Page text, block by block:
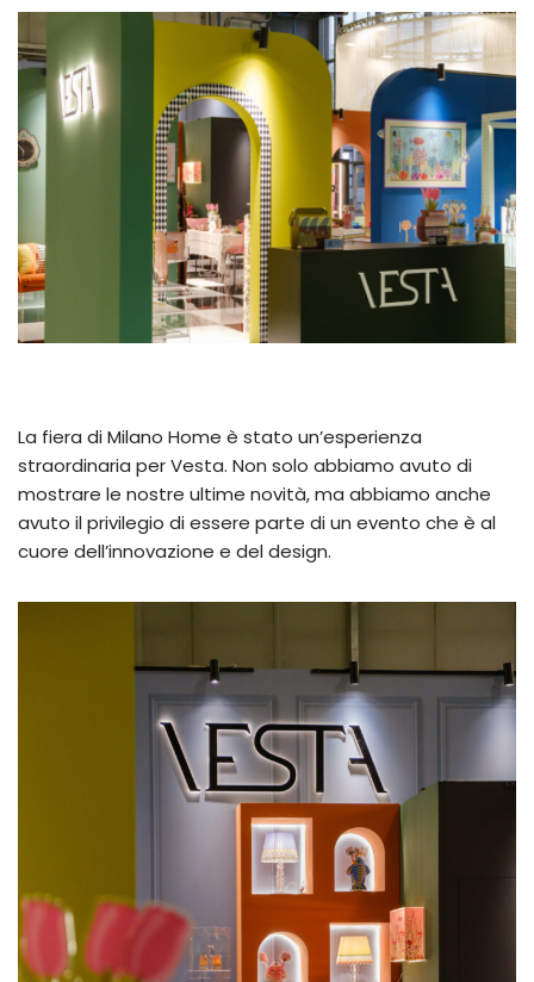
La fiera di Milano Home è stato un’esperienza
straordinaria per Vesta. Non solo abbiamo avuto di
mostrare le nostre ultime novità, ma abbiamo anche
avuto il privilegio di essere parte di un evento che è al
cuore dell’innovazione e del design.